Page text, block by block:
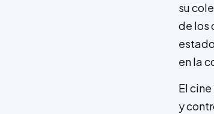
su
de los
en la
El
y